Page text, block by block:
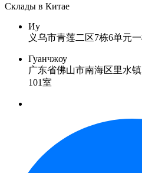
Склады в Китае
Иу
义乌市青莲二区7栋6单元
Гуанчжоу
广东省佛山市南海区里水
101室